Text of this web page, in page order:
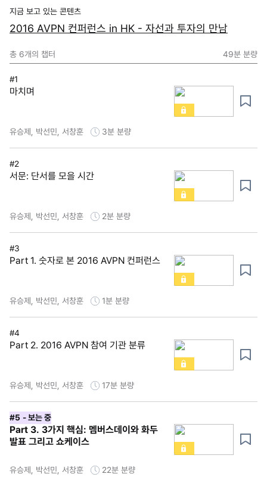
지금 보고 있는 콘텐츠
2016 AVPN 컨퍼런스 in HK - 자선과 투자의 만남
총 6개의 챕터 49분 분량
#1
마치며
유승제, 박선민, 서창훈 3분 분량
#2
서문: 단서를 모을 시간
유승제, 박선민, 서창훈 2분 분량
#3
Part 1. 숫자로 본 2016 AVPN 컨퍼런스
유승제, 박선민, 서창훈 1분 분량
#4
Part 2. 2016 AVPN 참여 기관 분류
유승제, 박선민, 서창훈 17분 분량
#5 - 보는 중
Part 3. 3가지 핵심: 멤버스데이와 화두
발표 그리고 쇼케이스
유승제, 박선민, 서창훈 22분 분량